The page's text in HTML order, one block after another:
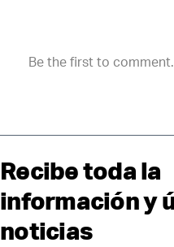
Recibe toda la
información y
noticias